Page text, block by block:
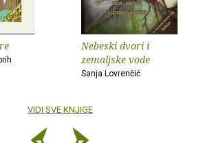
Nebeski dvori i
zemaljske vode
Sanja Lovrenčić
VIDI SVE KNJIGE